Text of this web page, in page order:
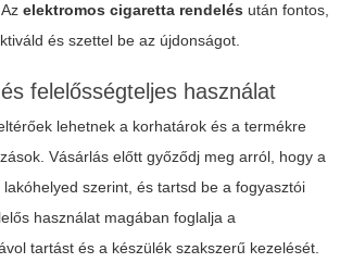
elektromos cigaretta rendelés után fontos,
és szettel be az újdonságot.
felelősségteljes használat
lehetnek a korhatárok és a termékre
Vásárlás előtt győződj meg arról, hogy a
szerint, és tartsd be a fogyasztói
használat magában foglalja a
tartást és a készülék szakszerű kezelését.